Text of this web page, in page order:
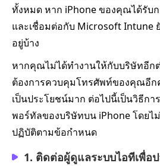
ทั้งหมด หาก iPhone ของคุณได้รับ
และเชื่อมต่อกับ Microsoft Intune
อยู่บ้าง
หากคุณไม่ได้ทำงานให้กับบริษัทอีก
ต้องการควบคุมโทรศัพท์ของคุณอีก
เป็นประโยชน์มาก ต่อไปนี้เป็นวิธีกา
พอร์ทัลของบริษัทบน iPhone โดยไ
ปฏิบัติตามข้อกำหนด
1. ติดต่อผู้ดูแลระบบไอทีเพื่อ